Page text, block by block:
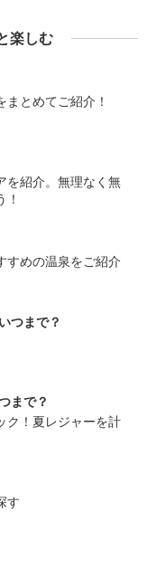
楽しむ
とめてご紹介！
を紹介。無理なく無
すめの温泉をご紹介
つまで？
まで？
ク！夏レジャーを計
す